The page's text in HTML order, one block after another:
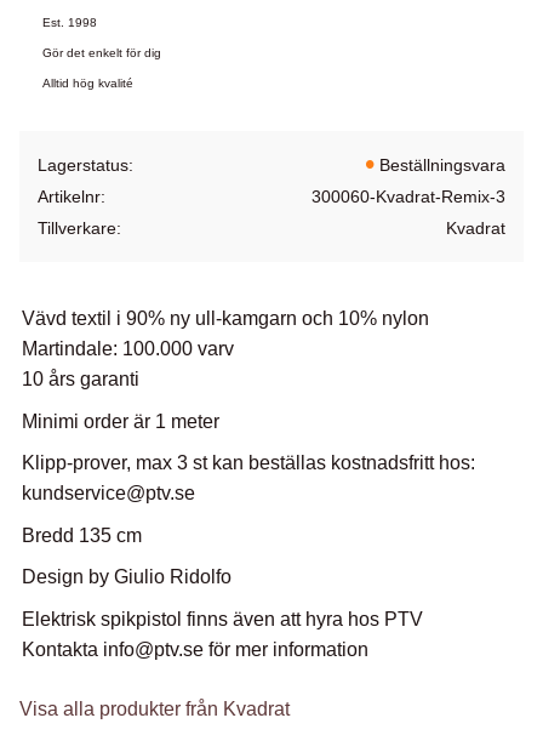
Est. 1998
Gör det enkelt för dig
Alltid hög kvalité
Lagerstatus
Beställningsvara
Artikelnr
300060-Kvadrat-Remix-3
Tillverkare
Kvadrat
Vävd textil i 90% ny ull-kamgarn och 10% nylon
Martindale: 100.000 varv
10 års garanti
Minimi order är 1 meter
Klipp-prover, max 3 st kan beställas kostnadsfritt hos:
kundservice@ptv.se
Bredd 135 cm
Design by Giulio Ridolfo
Elektrisk spikpistol finns även att hyra hos PTV
Kontakta info@ptv.se för mer information
Visa alla produkter från Kvadrat